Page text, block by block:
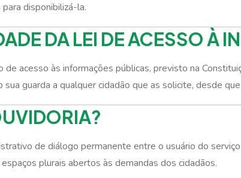
disponibilizá-la.
DA LEI DE ACESSO À
acesso às informações públicas, previsto na
sua guarda a qualquer cidadão que as solicite, desde
de diálogo permanente entre o usuário do
plurais abertos às demandas dos cidadãos.